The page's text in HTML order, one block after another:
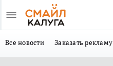
Все новости Заказать рекламу